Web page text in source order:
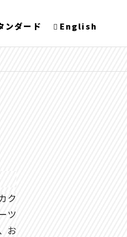
ンダード English
ク
ツ
お